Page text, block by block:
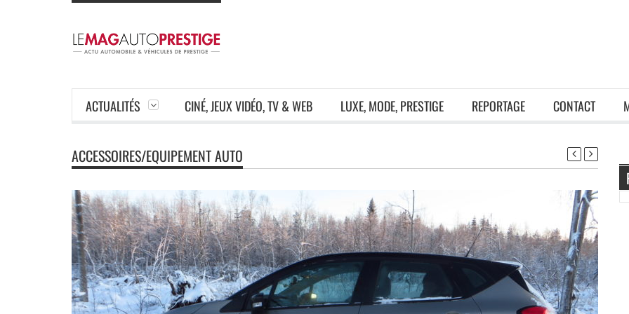
ACTUALITÉS CINÉ, JEUX VIDÉO, TV & WEB LUXE, MODE, PRESTIGE REPORTAGE CONTACT
ACCESSOIRES/EQUIPEMENT AUTO